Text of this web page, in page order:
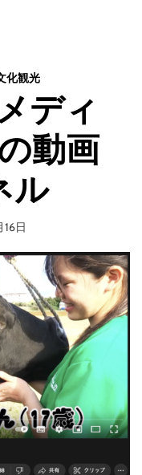
化観光
ディ
動画
ル
16日